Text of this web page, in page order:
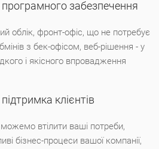
забезпечення
облiк, фронт-офiс, що не потребує
з бек-офiсом, веб-рiшення - у
i якiсного впровадження
клієнтів
втілити ваші потреби,
бізнес-процеси вашої компанії,